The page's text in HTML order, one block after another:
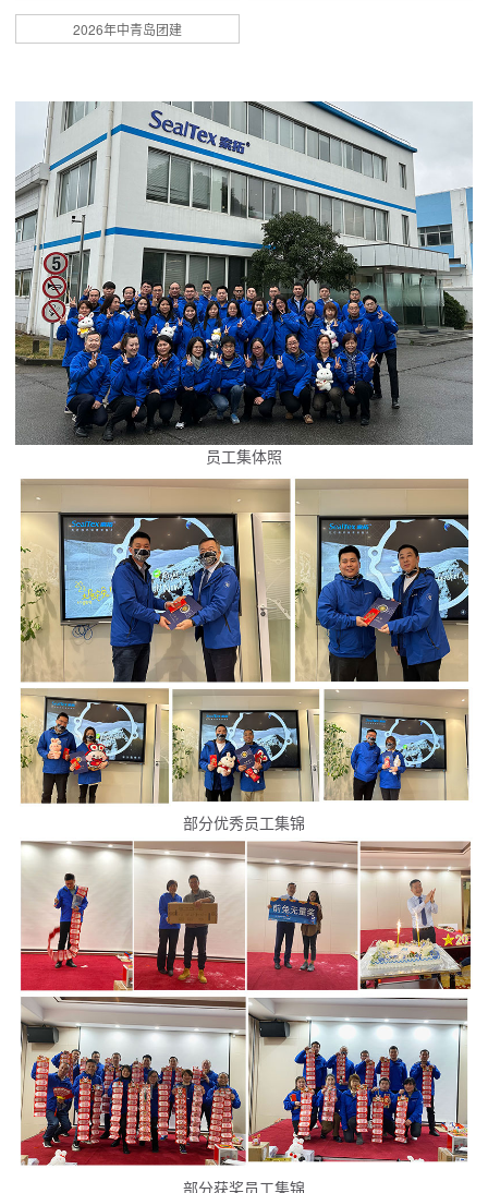
2026年中青岛团建
员工集体照
部分优秀员工集锦
部分获奖员工集锦